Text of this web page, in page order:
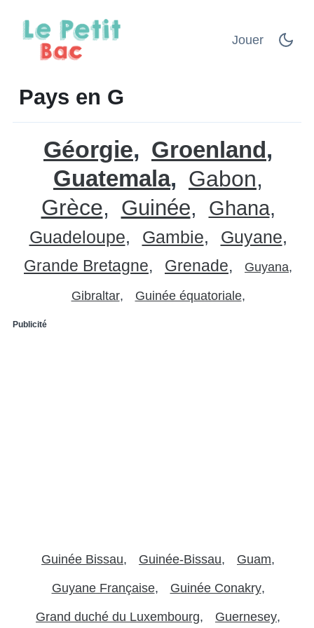
Jouer
Pays en G
Géorgie
Groenland
Guatemala
Gabon
Grèce
Guinée Ghana
Guadeloupe Gambie Guyane
Grande Bretagne Grenade Guyana
Gibraltar Guinée équatoriale
Publicité
Guinée Bissau Guinée-Bissau Guam
Guyane Française Guinée Conakry
Grand duché du Luxembourg Guernesey